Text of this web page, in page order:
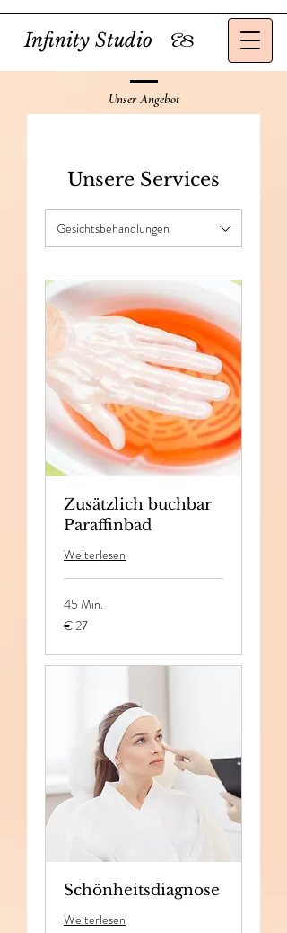
Infinity Studio ES
Unser Angebot
Unsere Services
Gesichtsbehandlungen
Zusätzlich buchbar
Paraffinbad
Weiterlesen
45 Min.
27
Euro
€ 27
Schönheitsdiagnose
Weiterlesen